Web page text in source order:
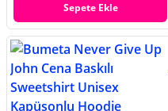
Sepete Ekle